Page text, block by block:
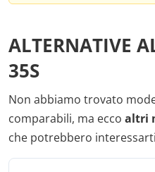
ALTERNATIVE
35S
Non abbiamo trovato
comparabili, ma ecco altri
che potrebbero